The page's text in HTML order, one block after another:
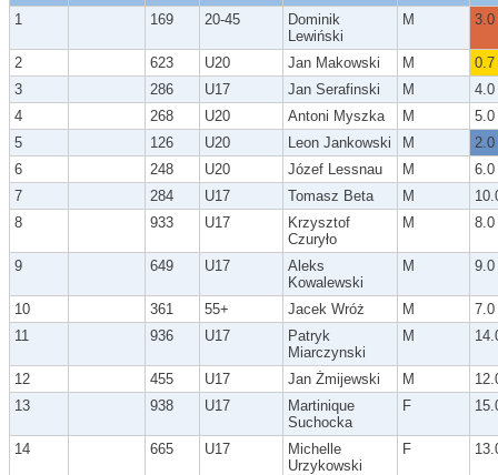
1 169 20-45
Dominik
Lewiński
M 3.0
2 623 U20 Jan Makowski M
0.7
3
286 U17 Jan Serafinski M
4.0
4
268 U20 Antoni Myszka M
5.0
5
126 U20 Leon Jankowski M
2.0
6
248 U20 Józef Lessnau M
6.0
7
284 U17 Tomasz Beta M
8
933 U17
Krzysztof
Czuryło
M 8.0
9 649 U17
Aleks
Kowalewski
M 9.0
10 361 55+ Jacek Wróż M
7.0
11
936 U17
Patryk
Miarczynski
M
12 455 U17 Jan Żmijewski M
13
938 U17
Martinique
Suchocka
F
14 665 U17
Michelle
Urzykowski
F